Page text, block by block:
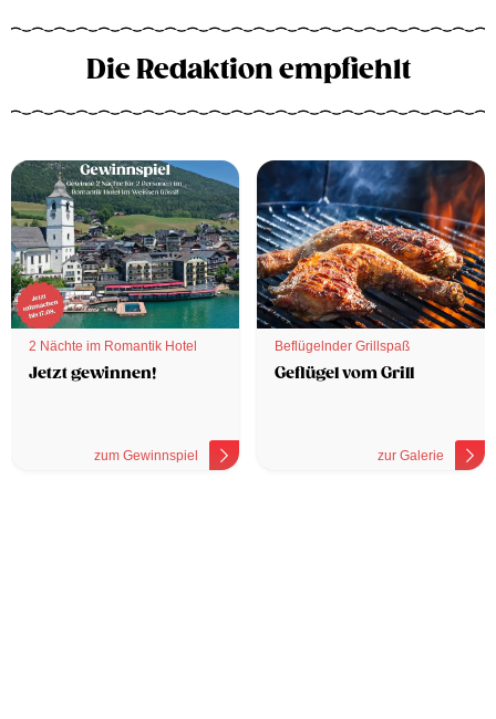
Die Redaktion empfiehlt
2 Nächte im Romantik Hotel
Jetzt gewinnen!
zum Gewinnspiel
Beflügelnder Grillspaß
Geflügel vom Grill
zur Galerie